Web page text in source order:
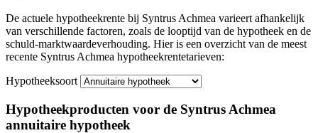
De actuele hypotheekrente bij Syntrus Achmea varieert afhankelijk
van verschillende factoren, zoals de looptijd van de hypotheek en de
schuld-marktwaardeverhouding. Hier is een overzicht van de meest
recente Syntrus Achmea hypotheekrentetarieven:
Hypotheeksoort
Hypotheekproducten voor de Syntrus Achmea
annuitaire hypotheek